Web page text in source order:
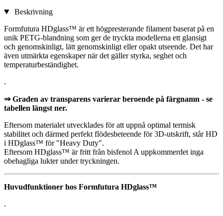
Beskrivning
Formfutura HDglass™ är ett högpresterande filament baserat på en
unik PETG-blandning som ger de tryckta modellerna ett glansigt
och genomskinligt, lätt genomskinligt eller opakt utseende. Det har
även utmärkta egenskaper när det gäller styrka, seghet och
temperaturbeständighet.
.
⇒ Graden av transparens varierar beroende på färgnamn - se
tabellen längst ner.
Eftersom materialet utvecklades för att uppnå optimal termisk
stabilitet och därmed perfekt flödesbeteende för 3D-utskrift, står HD
i HDglass™ för "Heavy Duty".
Eftersom HDglass™ är fritt från bisfenol A uppkommerdet inga
obehagliga lukter under tryckningen.
Huvudfunktioner hos Formfutura HDglass™
.